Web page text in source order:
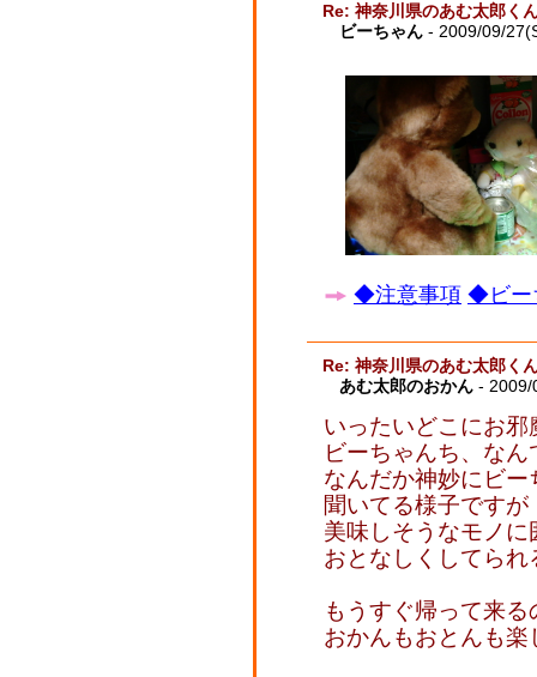
Re: 神奈川県のあむ太郎く
ビーちゃん - 2009/09/
◆注意事項 ◆ビー
Re: 神奈川県のあむ太郎く
あむ太郎のおかん -
いったいどこにお
ビーちゃんち、なん
なんだか神妙にビー
聞いてる様子ですが
美味しそうなモノに
おとなしくしてられ
もうすぐ帰って来る
おかんもおとんも